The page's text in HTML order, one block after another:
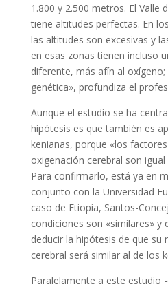
1.800 y 2.500 metros. El Valle
tiene altitudes perfectas. En
las altitudes son excesivas y
en esas zonas tienen incluso
diferente, más afín al
genética», profundiza el
Aunque el estudio se ha
hipótesis es que también es
kenianas, porque «los
oxigenación cerebral son
Para confirmarlo, está ya en
conjunto con la Universidad
caso de Etiopía, Santos-
condiciones son «similares» y
deducir la hipótesis de que su
cerebral será similar al de los
Paralelamente a este estudio